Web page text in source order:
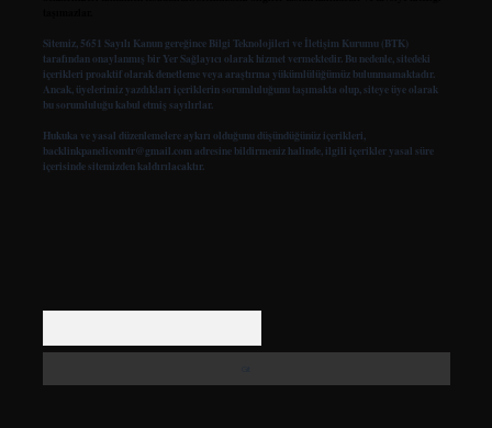
Sitemiz, 5651 Sayılı Kanun gereğince Bilgi Teknolojileri ve İletişim Kurumu (BTK)
tarafından onaylanmış bir Yer Sağlayıcı olarak hizmet vermektedir. Bu nedenle, sitedeki
içerikleri proaktif olarak denetleme veya araştırma yükümlülüğümüz bulunmamaktadır.
Ancak, üyelerimiz yazdıkları içeriklerin sorumluluğunu taşımakta olup, siteye üye olarak
bu sorumluluğu kabul etmiş sayılırlar.
Hukuka ve yasal düzenlemelere aykırı olduğunu düşündüğünüz içerikleri,
backlinkpanelicomtr@gmail.com adresine bildirmeniz halinde, ilgili içerikler yasal süre
içerisinde sitemizden kaldırılacaktır.